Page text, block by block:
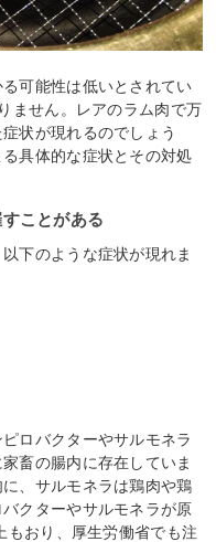
可能性は低いとされてい
ません。レアのラム肉で万
状が現れるのでしょう
具体的な症状とその対処
ことがある
下のような症状が現れま
ロバクターやサルモネラ
畜の腸内に存在していま
、サルモネラは鶏肉や鶏
クターやサルモネラが原
もおり、厚生労働省でも注